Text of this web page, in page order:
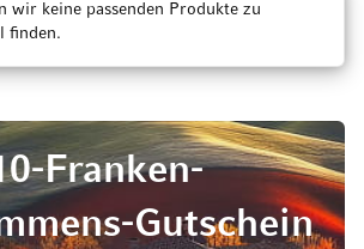
wir keine passenden Produkte zu
finden.
Franken-
Gutschein